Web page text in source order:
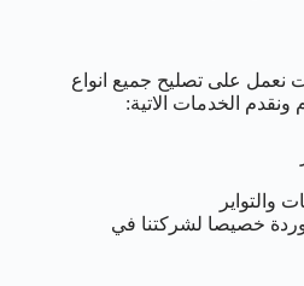
نعمل على تصليح جميع انواع
الخدمات الاتية:
والتواير
خصيصا لشركتنا في